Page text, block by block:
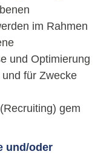
im Rahmen
und Optimierung
für Zwecke
gem
und/oder